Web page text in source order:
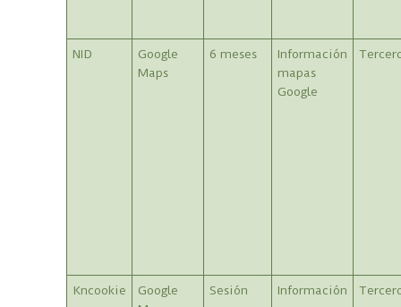
NID
Google
Maps
6 meses
Información
mapas
Google
Kncookie
Google
Sesión
Información